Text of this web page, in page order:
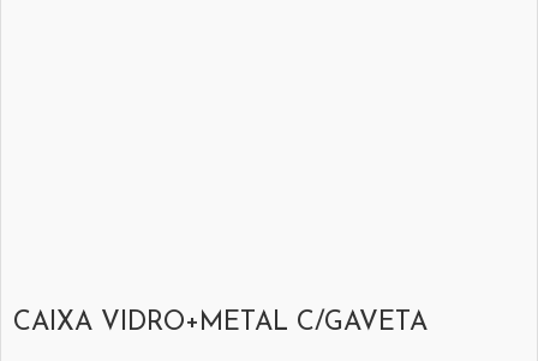
CAIXA VIDRO+METAL C/GAVETA